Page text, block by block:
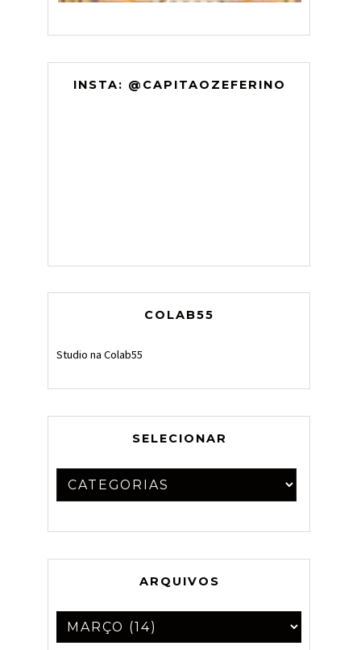
INSTA: @CAPITAOZEFERINO
COLAB55
Studio na Colab55
SELECIONAR
ARQUIVOS